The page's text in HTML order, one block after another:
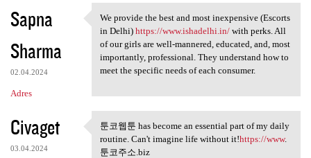
Sapna
Sharma
02.04.2024
Adres
We provide the best and most
We provide the best and most inexpensive (Escorts
in Delhi) https://www.ishadelhi.in/with perks. All
of our girls are well-mannered, educated, and, most
importantly, professional. They understand how to
meet the specific needs of each consumer.
Civaget
03.04.2024
툰코웹툰 has become an essential
툰코웹툰 has become an essential part of my daily
routine. Can't imagine life without it!https://www.
툰코주소.biz